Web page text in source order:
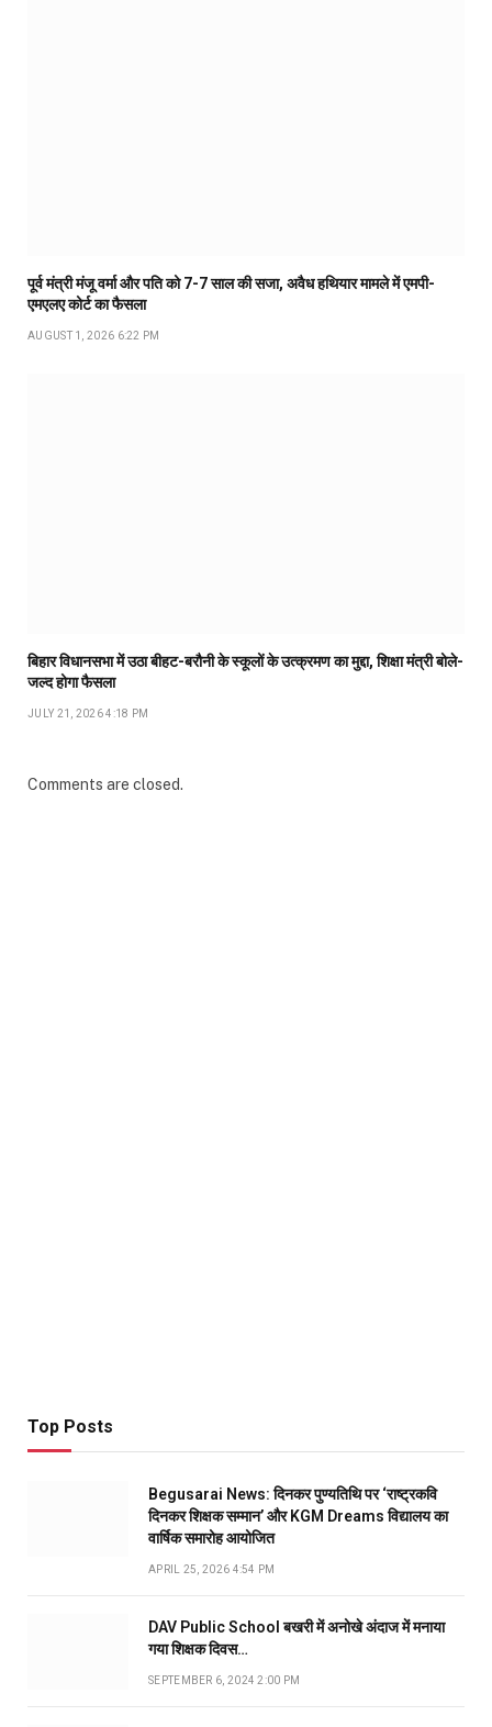
पूर्व मंत्री मंजू वर्मा और पति को 7-7 साल की सजा, अवैध हथियार मामले में एमपी-
एमएलए कोर्ट का फैसला
AUGUST 1, 2026 6:22 PM
बिहार विधानसभा में उठा बीहट-बरौनी के स्कूलों के उत्क्रमण का मुद्दा, शिक्षा मंत्री बोले-
जल्द होगा फैसला
JULY 21, 2026 4:18 PM
Comments are closed.
Top Posts
Begusarai News: दिनकर पुण्यतिथि पर ‘राष्ट्रकवि
दिनकर शिक्षक सम्मान’ और KGM Dreams विद्यालय का
वार्षिक समारोह आयोजित
APRIL 25, 2026 4:54 PM
DAV Public School बखरी में अनोखे अंदाज में मनाया
गया शिक्षक दिवस…
SEPTEMBER 6, 2024 2:00 PM